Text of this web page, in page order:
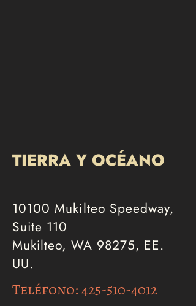
TIERRA Y OCÉANO
10100 Mukilteo Speedway,
Suite 110
Mukilteo, WA 98275, EE.
UU.
Teléfono:425-510-4012